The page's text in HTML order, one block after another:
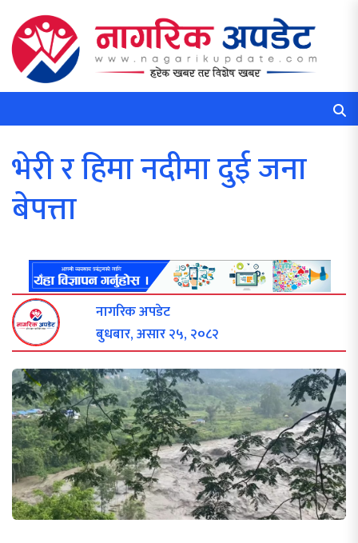
भेरी र हिमा नदीमा दुई जना
बेपत्ता
नागरिक अपडेट
बुधबार, असार २५, २०८२